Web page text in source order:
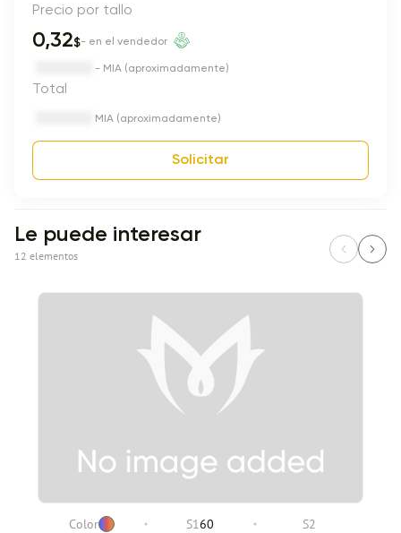
Precio por tallo
0,32$- en el vendedor
- MIA (aproximadamente)
Total
MIA (aproximadamente)
Solicitar
Le puede interesar
12 elementos
Color S160 S2